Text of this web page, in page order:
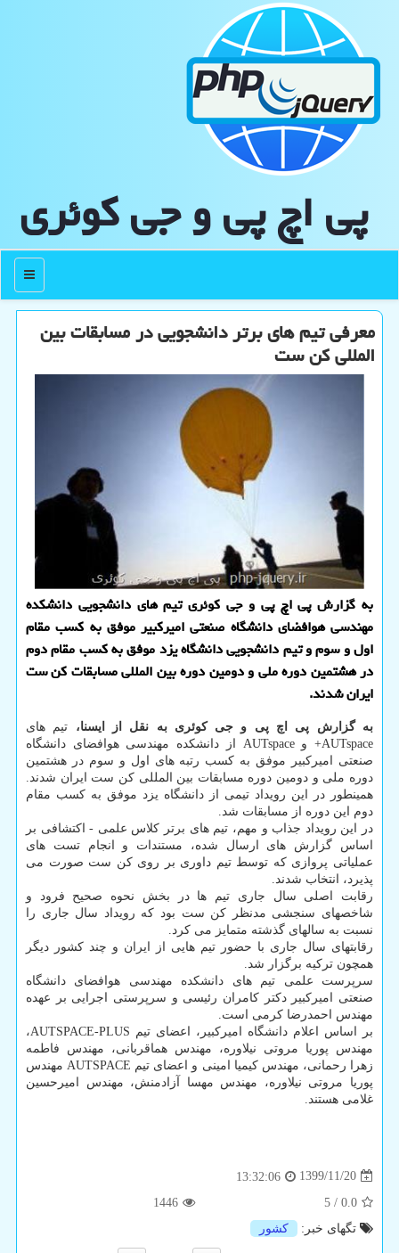
پی اچ پی و جی كوئری
منو
معرفی تیم های برتر دانشجویی در مسابقات بین
المللی كن ست
به گزارش پی اچ پی و جی کوئری تیم های دانشجویی دانشکده
مهندسی هوافضای دانشگاه صنعتی امیرکبیر موفق به کسب مقام
اول و سوم و تیم دانشجویی دانشگاه یزد موفق به کسب مقام دوم
در هشتمین دوره ملی و دومین دوره بین المللی مسابقات کن ست
ایران شدند.
به گزارش پی اچ پی و جی کوئری به نقل از ایسنا، تیم های
AUTspace+ و AUTspace از دانشکده مهندسی هوافضای دانشگاه
صنعتی امیرکبیر موفق به کسب رتبه های اول و سوم در هشتمین
دوره ملی و دومین دوره مسابقات بین المللی کن ست ایران شدند.
همینطور در این رویداد تیمی از دانشگاه یزد موفق به کسب مقام
دوم این دوره از مسابقات شد.
در این رویداد جذاب و مهم، تیم های برتر کلاس علمی - اکتشافی بر
اساس گزارش های ارسال شده، مستندات و انجام تست های
عملیاتی پروازی که توسط تیم داوری بر روی کن ست صورت می
پذیرد، انتخاب شدند.
رقابت اصلی سال جاری تیم ها در بخش نحوه صحیح فرود و
شاخصهای سنجشی مدنظر کن ست بود که رویداد سال جاری را
نسبت به سالهای گذشته متمایز می کرد.
رقابتهای سال جاری با حضور تیم هایی از ایران و چند کشور دیگر
همچون ترکیه برگزار شد.
سرپرست علمی تیم های دانشکده مهندسی هوافضای دانشگاه
صنعتی امیرکبیر دکتر کامران رئیسی و سرپرستی اجرایی بر عهده
مهندس احمدرضا کرمی است.
بر اساس اعلام دانشگاه امیرکبیر، اعضای تیم AUTSPACE-PLUS،
مهندس پوریا مروتی نیلاوره، مهندس هماقربانی، مهندس فاطمه
زهرا رحمانی، مهندس کیمیا امینی و اعضای تیم AUTSPACE مهندس
پوریا مروتی نیلاوره، مهندس مهسا آزادمنش، مهندس امیرحسین
غلامی هستند.
1399/11/20
13:32:06
0.0
/
5
1446
تگهای خبر:
كشور